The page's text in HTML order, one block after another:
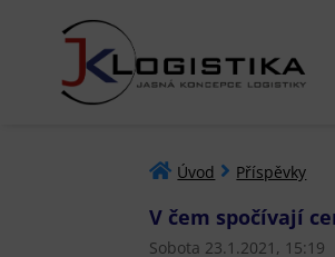
Úvod Příspěvky
V čem spočívají
Sobota 23.1.2021, 15:19